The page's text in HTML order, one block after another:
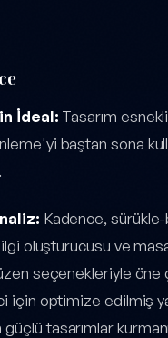
İdeal: Tasarım
baştan sona
Kadence, sürükle-
oluşturucusu ve
seçenekleriyle öne
için optimize edilmiş
tasarımlar